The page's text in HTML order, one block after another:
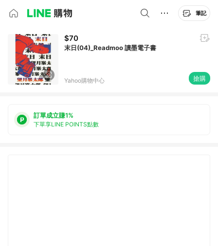
筆記
$70
末日(04)_Readmoo 讀墨電子書
Yahoo購物中心 搶購
訂單成立賺1%
下單享LINE POINTS點數